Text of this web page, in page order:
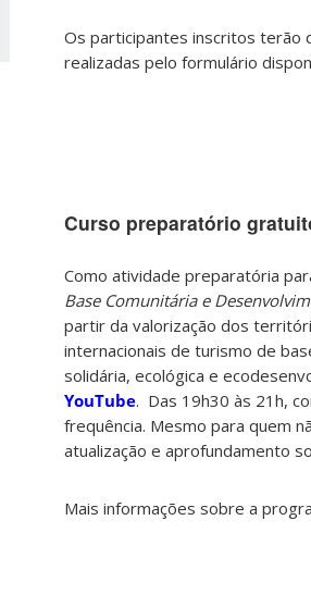
Os participantes inscritos terão
realizadas pelo formulário
Curso preparatório
Como atividade preparatória
Base Comunitária e
partir da valorização dos
internacionais de turismo de
solidária, ecológica e
YouTube. Das 19h30 às 21h,
frequência. Mesmo para quem
atualização e aprofundamento
Mais informações sobre a